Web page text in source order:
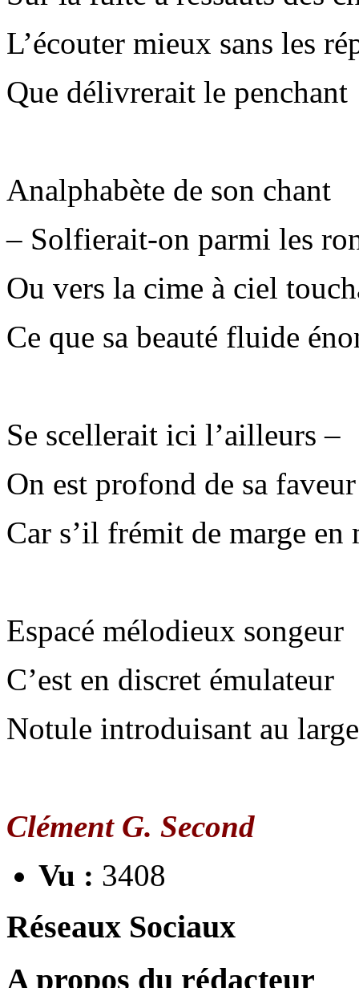
L’écouter mieux sans les
Que délivrerait le penchant
Analphabète de son chant
– Solfierait-on parmi les
Ou vers la cime à ciel
Ce que sa beauté fluide
Se scellerait ici l’ailleurs –
On est profond de sa faveur
Car s’il frémit de marge en
Espacé mélodieux songeur
C’est en discret émulateur
Notule introduisant au large
Clément G. Second
Vu : 3408
Réseaux Sociaux
A propos du rédacteur